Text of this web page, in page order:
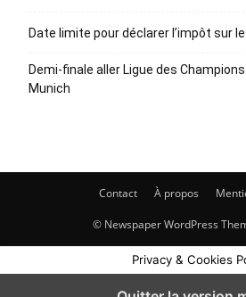
Date limite pour déclarer l’impôt sur
Demi-finale aller Ligue des
Munich
Contact À propos
© Newspaper WordPress
Privacy & Cookies